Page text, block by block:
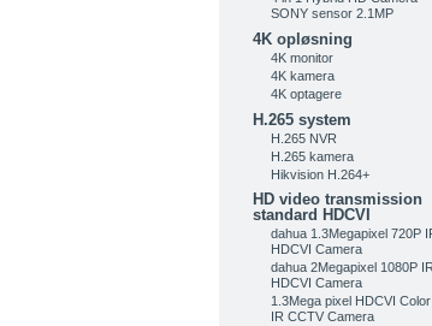
SONY sensor 2.1MP
4K opløsning
4K monitor
4K kamera
4K optagere
H.265 system
H.265 NVR
H.265 kamera
Hikvision H.264+
HD video transmission
standard HDCVI
dahua 1.3Megapixel 720P
HDCVI Camera
dahua 2Megapixel 1080P IR
HDCVI Camera
1.3Mega pixel HDCVI Color
IR CCTV Camera